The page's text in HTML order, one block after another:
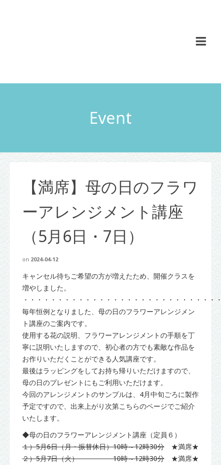
Event
【満席】母の日のフラワ
ーアレンジメント講座
（5月6日・7日）
on 2024-04-12
キャンセル待ちご希望の方が増えたため、開催クラスを
増やしました。
・・・・・・・・・・・・・・・・・・・・・・・・・・・
毎年恒例となりました、母の日のフラワーアレンジメン
ト講座のご案内です。
使用する花の説明、フラワーアレンジメントの手順を丁
寧に説明いたしますので、初心者の方でも素敵な作品を
お作りいただくことができる人気講座です。
最後はラッピングをしてお持ち帰りいただけますので、
母の日のプレゼントにもご利用いただけます。
今回のアレンジメントのサンプルは、4月中旬ごろに製作
予定ですので、出来上がり次第こちらのページでご紹介
いたします。
◆母の日のフラワーアレンジメント講座（定員６）
１）5月6日（月・振替休日）10時～12時30分 ★満席★
２）5月7日（火） 10時～12時30分 ★満席★